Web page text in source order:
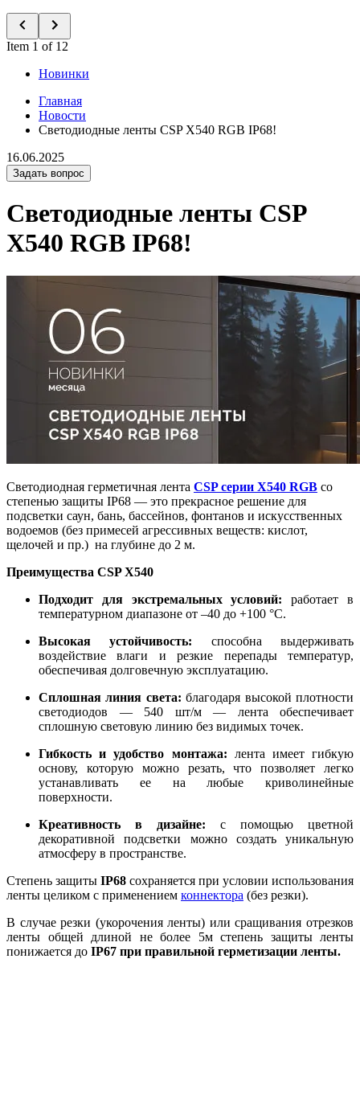
Item 1 of 12
Новинки
Главная
Новости
Светодиодные ленты CSP X540 RGB IP68!
16.06.2025
Задать вопрос
Светодиодные ленты CSP
X540 RGB IP68!
Светодиодная герметичная лента CSP серии X540 RGB со
степенью защиты IP68 — это прекрасное решение для
подсветки саун, бань, бассейнов, фонтанов и искусственных
водоемов (без примесей агрессивных веществ: кислот,
щелочей и пр.) на глубине до 2 м.
Преимущества CSP X540
Подходит для экстремальных условий: работает в
температурном диапазоне от –40 до +100 °C.
Высокая устойчивость: способна выдерживать
воздействие влаги и резкие перепады температур,
обеспечивая долговечную эксплуатацию.
Сплошная линия света: благодаря высокой плотности
светодиодов — 540 шт/м — лента обеспечивает
сплошную световую линию без видимых точек.
Гибкость и удобство монтажа: лента имеет гибкую
основу, которую можно резать, что позволяет легко
устанавливать ее на любые криволинейные
поверхности.
Креативность в дизайне: с помощью цветной
декоративной подсветки можно создать уникальную
атмосферу в пространстве.
Степень защиты IP68 сохраняется при условии использования
ленты целиком с применением коннектора (без резки).
В случае резки (укорочения ленты) или сращивания отрезков
ленты общей длиной не более 5м степень защиты ленты
понижается до IP67 при правильной герметизации ленты.